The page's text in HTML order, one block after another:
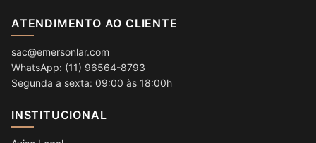
ATENDIMENTO AO CLIENTE
sac@emersonlar.com
WhatsApp: (11) 96564-8793
Segunda a sexta: 09:00 às 18:00h
INSTITUCIONAL